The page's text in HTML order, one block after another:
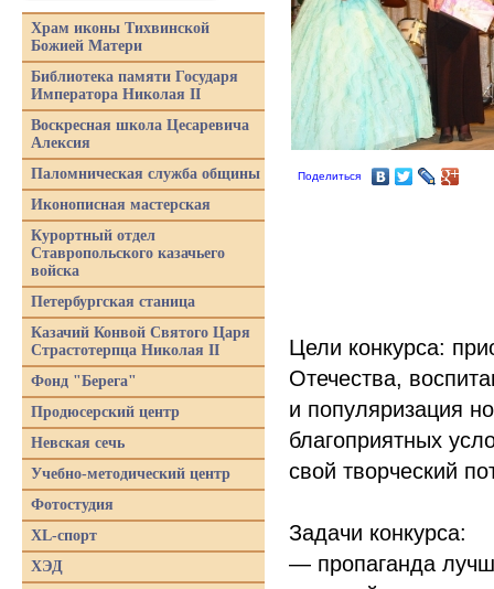
Поделиться
Цели конкурса:
Отечества,
и популяризация
благоприятных
свой творческий
Задачи конкурса:
— пропаганда
Храм иконы Тихвинской
Божией Матери
Библиотека памяти Государя
Императора Николая II
Воскресная школа Цесаревича
Алексия
Паломническая служба общины
Иконописная мастерская
Курортный отдел
Ставропольского казачьего
войска
Петербургская станица
Казачий Конвой Святого Царя
Страстотерпца Николая II
Фонд "Берега"
Продюсерский центр
Невская сечь
Учебно-методический центр
Фотостудия
XL-спорт
ХЭД